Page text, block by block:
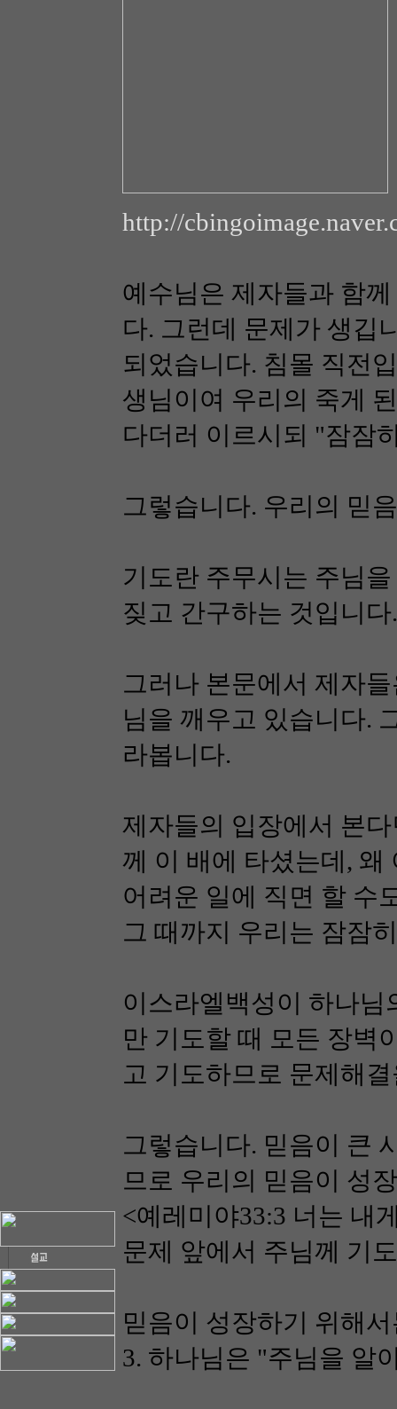
http://
예수님은 제자들과 함
다. 그런데 문제가 생깁
되었습니다. 침몰 직전
생님이여 우리의 죽게
다더러 이르시되 "잠잠
그렇습니다. 우리의 믿
기도란 주무시는 주님
짖고 간구하는 것입니다.
그러나 본문에서 제자
님을 깨우고 있습니다.
라봅니다.
제자들의 입장에서 본
께 이 배에 타셨는데,
어려운 일에 직면 할 수
그 때까지 우리는 잠잠
이스라엘백성이 하나
만 기도할 때 모든 장벽
고 기도하므로 문제해
그렇습니다. 믿음이 큰
므로 우리의 믿음이 성
<예레미야33:3 너는 내
문제 앞에서 주님께 기
믿음이 성장하기 위해
3. 하나님은 "주님을 알